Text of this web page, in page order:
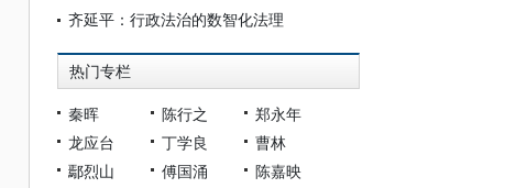
齐延平：行政法治的数智化法理
热门专栏
秦晖 陈行之
郑永年
龙应台
丁学良
曹林
鄢烈山
傅国涌
陈嘉映